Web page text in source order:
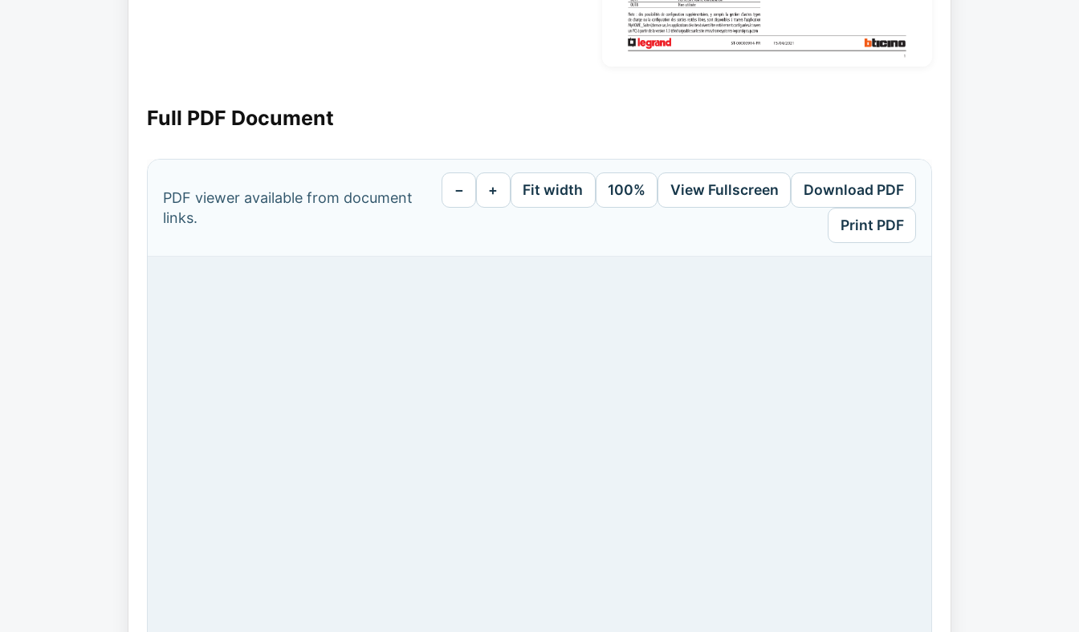
Full PDF Document
PDF viewer available from document
links.
− + Fit width 100% View Fullscreen Download PDF
Print PDF